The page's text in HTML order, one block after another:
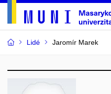
Lidé Jaromír Marek